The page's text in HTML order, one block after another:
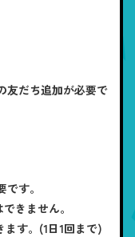
友だち追加が必要で
す。
きません。
す。(1日1回まで)